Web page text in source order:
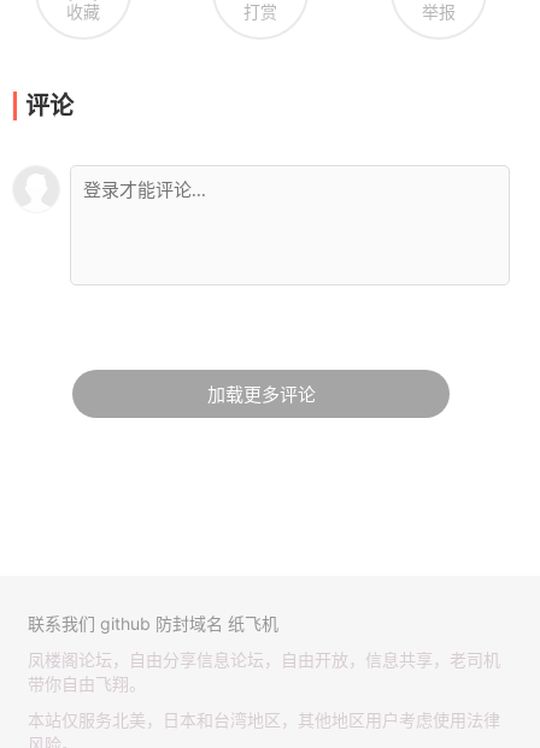
收藏 打赏 举报
评论
加载更多评论
联系我们 github 防封域名 纸飞机
凤楼阁论坛，自由分享信息论坛，自由开放，信息共享，老司机
带你自由飞翔。
本站仅服务北美，日本和台湾地区，其他地区用户考虑使用法律
风险。